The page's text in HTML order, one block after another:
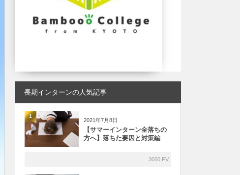
長期インターンの人気記事
1
2021年7月8日
【サマーインターン全落ちの
方へ】落ちた要因と対策編
3050 PV